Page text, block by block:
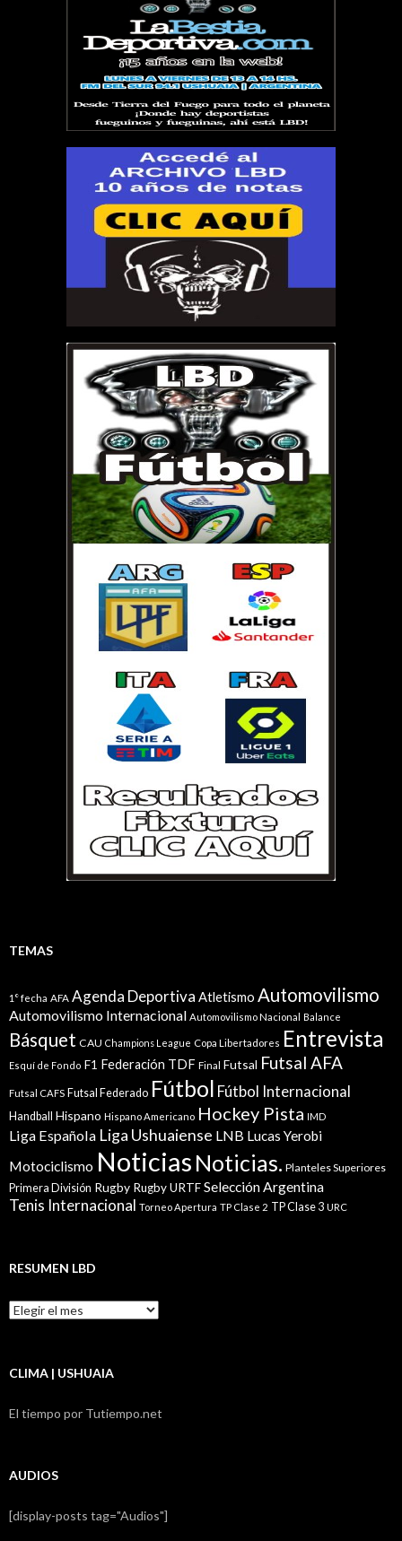
TEMAS
1° fecha AFA Agenda Deportiva Atletismo Automovilismo
Automovilismo Internacional Automovilismo Nacional Balance
Básquet CAU Champions League Copa Libertadores Entrevista
Esquí de Fondo F1 Federación TDF Final Futsal Futsal AFA
Futsal CAFS Futsal Federado Fútbol Fútbol Internacional
Handball Hispano Hispano Americano Hockey Pista IMD
Liga Española Liga Ushuaiense LNB Lucas Yerobi
Motociclismo Noticias Noticias. Planteles Superiores
Primera División Rugby Rugby URTFSelección Argentina
Tenis Internacional Torneo Apertura TP Clase 2 TP Clase 3 URC
RESUMEN LBD
Resumen
LBD
CLIMA | USHUAIA
El tiempo por Tutiempo.net
AUDIOS
[display-posts tag="Audios"]